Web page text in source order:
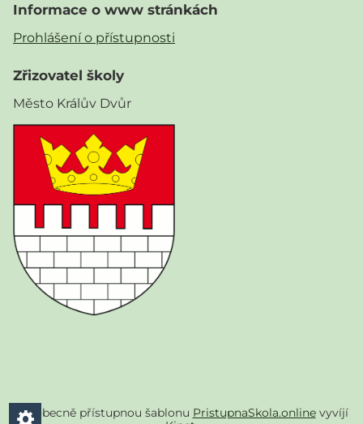
Informace o www stránkách
Prohlášení o přístupnosti
Zřizovatel školy
Město Králův Dvůr
Všeobecně přístupnou šablonu PristupnaSkola.onlinevyvíjí